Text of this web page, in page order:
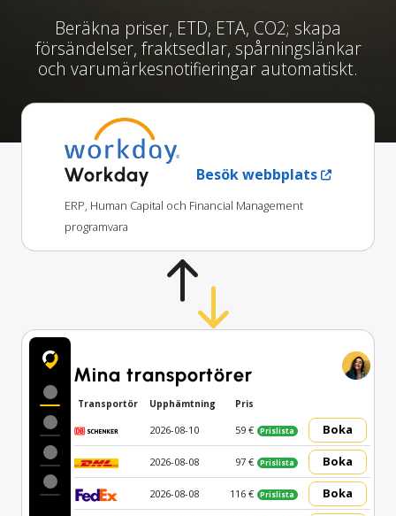
Beräkna priser, ETD, ETA, CO2; skapa
försändelser, fraktsedlar, spårningslänkar
och varumärkesnotifieringar automatiskt.
Workday Besök webbplats
ERP, Human Capital och Financial Management
programvara
Mina transportörer
Transportör Upphämtning Pris
2026-08-10 59 € Prislista Boka
2026-08-08 97 € Prislista Boka
2026-08-08 116 € Prislista Boka